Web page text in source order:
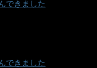
できました
できました